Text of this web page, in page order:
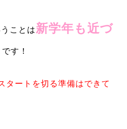
ことは新学年も近づ
す！
タートを切る準備はできて